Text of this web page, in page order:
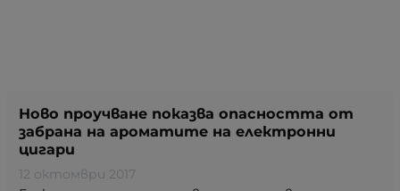
Ново проучване показва опасността от
забрана на ароматите на електронни
цигари
12 октомври 2017